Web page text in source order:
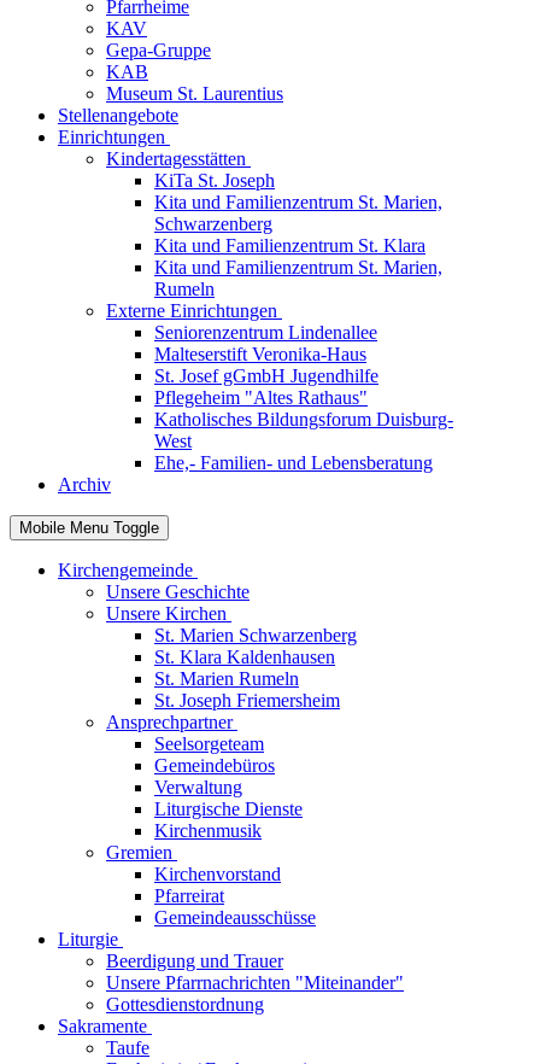
Pfarrheime
KAV
Gepa-Gruppe
KAB
Museum St. Laurentius
Stellenangebote
Einrichtungen
Kindertagesstätten
KiTa St. Joseph
Kita und Familienzentrum St. Marien,
Schwarzenberg
Kita und Familienzentrum St. Klara
Kita und Familienzentrum St. Marien,
Rumeln
Externe Einrichtungen
Seniorenzentrum Lindenallee
Malteserstift Veronika-Haus
St. Josef gGmbH Jugendhilfe
Pflegeheim "Altes Rathaus"
Katholisches Bildungsforum Duisburg-
West
Ehe,- Familien- und Lebensberatung
Archiv
Mobile Menu Toggle
Kirchengemeinde
Unsere Geschichte
Unsere Kirchen
St. Marien Schwarzenberg
St. Klara Kaldenhausen
St. Marien Rumeln
St. Joseph Friemersheim
Ansprechpartner
Seelsorgeteam
Gemeindebüros
Verwaltung
Liturgische Dienste
Kirchenmusik
Gremien
Kirchenvorstand
Pfarreirat
Gemeindeausschüsse
Liturgie
Beerdigung und Trauer
Unsere Pfarrnachrichten "Miteinander"
Gottesdienstordnung
Sakramente
Taufe